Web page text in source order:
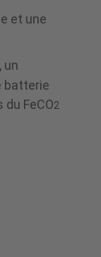
et une
un
batterie
FeCO2